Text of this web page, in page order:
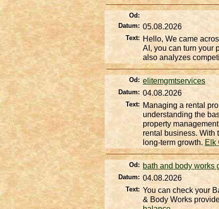
Od:
Datum: 05.08.2026
Text: Hello, We came
AI, you can turn your
also analyzes
Od: elitemgmtservices
Datum: 04.08.2026
Text: Managing a rental
understanding the
property
rental business. With
long-term growth. Elk
Od: bath and body works
Datum: 04.08.2026
Text: You can check your
& Body Works